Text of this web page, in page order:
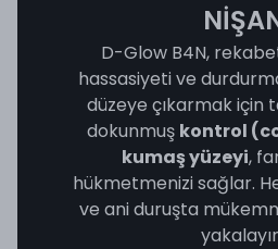
D-Glow B4N,
hassasiyeti ve
düzeye çıkarmak için
dokunmuş kontrol
kumaş yüzeyi,
hükmetmenizi sağlar.
ve ani duruşta